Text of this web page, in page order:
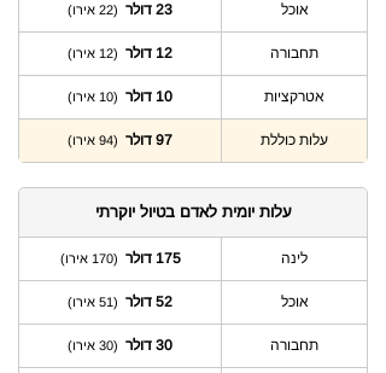
אוכל 23 דולר (22 אירו)
תחבורה 12 דולר (12 אירו)
אטרקציות 10 דולר (10 אירו)
עלות כוללת 97 דולר (94 אירו)
עלות יומית לאדם בטיול יוקרתי
לינה 175 דולר (170 אירו)
אוכל 52 דולר (51 אירו)
תחבורה 30 דולר (30 אירו)